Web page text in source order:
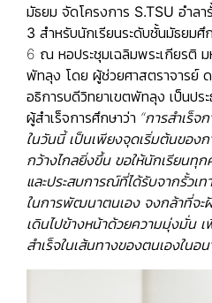
มัธยม จัดโครงการ S.TSU อำล
3 สำหรับนักเรียนระดับชั้นมัธยม
6 ณ หอประชุมเฉลิมพระเกียรติ
พัทลุง โดย ผู้ช่วยศาสตราจารย์
อธิการบดีวิทยาเขตพัทลุง เป็นปร
ผู้สำเร็จการศึกษาว่า “การสำเร็
ในวันนี้ เป็นเพียงจุดเริ่มต้นของ
กว้างไกลยิ่งขึ้น ขอให้นักเรียนทุ
และประสบการณ์ที่ได้รับจากรั้ว
ในการพัฒนาตนเอง จงกล้าที่จะ
เดินไปข้างหน้าด้วยความมุ่งมั่น เ
สำเร็จในเส้นทางของตนเองในอน